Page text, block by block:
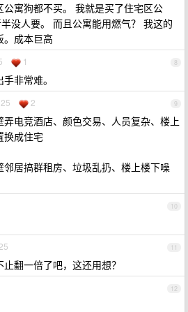
寓狗都不买。 我就是买了住宅区公
没人要。 而且公寓能用燃气？ 我这的
。成本巨高
8
1
非常难。
9
2
电竞酒店、颜色交易、人员复杂、楼上
换成住宅
居搞群租房、垃圾乱扔、楼上楼下噪
10
11
翻一倍了吧，这还用想？
12